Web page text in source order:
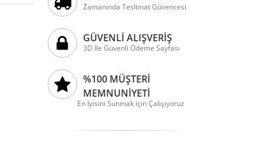
Zamanında Teslimat Güvencesi
GÜVENLİ ALIŞVERİŞ
3D İle Güvenli Ödeme Sayfası
%100 MÜŞTERİ
MEMNUNİYETİ
En İyisini Sunmak için Çalışıyoruz